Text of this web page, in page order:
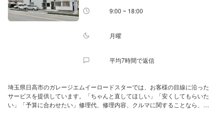
9:00 ~ 18:00
月曜
平均7時間で返信
埼玉県日高市のガレージエムイーロードスターでは、お客様の目線に沿った
サービスを提供しています。「ちゃんと直してほしい」「安くしてもらいた
い」「予算に合わせたい」修理代、修理内容、クルマに関することなら、お